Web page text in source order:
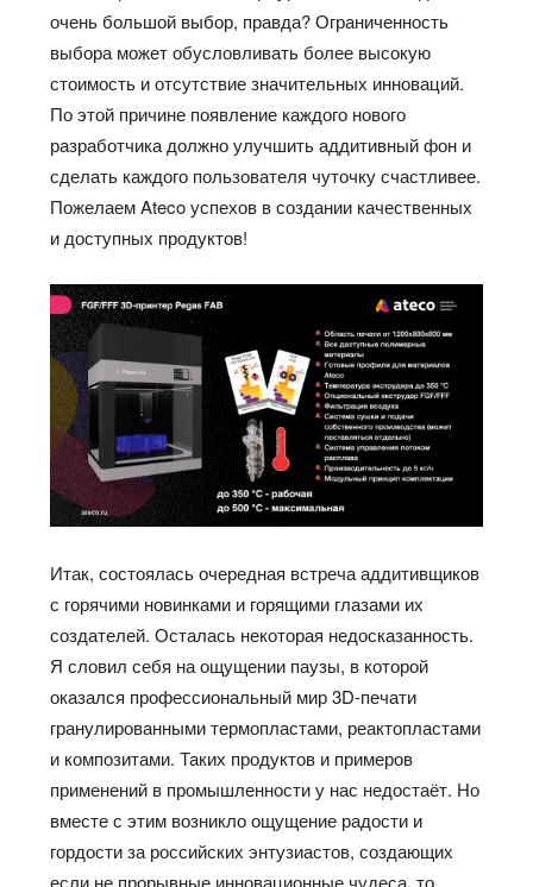
очень большой выбор, правда? Ограниченность
выбора может обусловливать более высокую
стоимость и отсутствие значительных инноваций.
По этой причине появление каждого нового
разработчика должно улучшить аддитивный фон и
сделать каждого пользователя чуточку счастливее.
Пожелаем Ateco успехов в создании качественных
и доступных продуктов!
Итак, состоялась очередная встреча аддитивщиков
с горячими новинками и горящими глазами их
создателей. Осталась некоторая недосказанность.
Я словил себя на ощущении паузы, в которой
оказался профессиональный мир 3D-печати
гранулированными термопластами, реактопластами
и композитами. Таких продуктов и примеров
применений в промышленности у нас недостаёт. Но
вместе с этим возникло ощущение радости и
гордости за российских энтузиастов, создающих
если не прорывные инновационные чудеса, то